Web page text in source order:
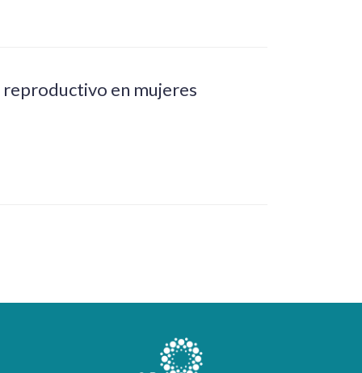
en mujeres